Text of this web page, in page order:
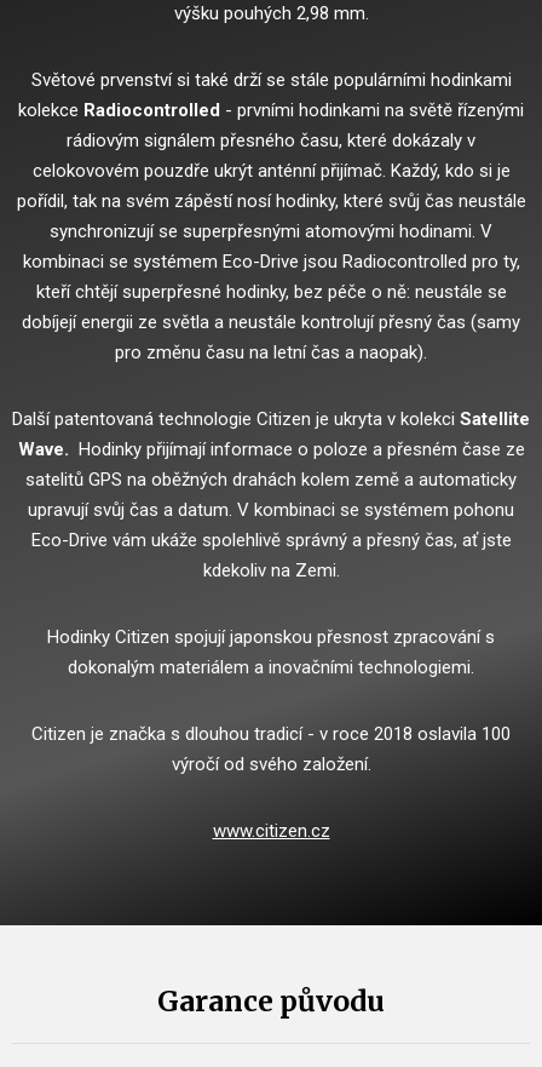
výšku pouhých 2,98 mm.
Světové prvenství si také drží se stále populárními hodinkami
kolekce Radiocontrolled - prvními hodinkami na světě řízenými
rádiovým signálem přesného času, které dokázaly v
celokovovém pouzdře ukrýt anténní přijímač. Každý, kdo si je
pořídil, tak na svém zápěstí nosí hodinky, které svůj čas neustále
synchronizují se superpřesnými atomovými hodinami. V
kombinaci se systémem Eco-Drive jsou Radiocontrolled pro ty,
kteří chtějí superpřesné hodinky, bez péče o ně: neustále se
dobíjejí energii ze světla a neustále kontrolují přesný čas (samy
pro změnu času na letní čas a naopak).
Další patentovaná technologie Citizen je ukryta v kolekci Satellite
Wave. Hodinky přijímají informace o poloze a přesném čase ze
satelitů GPS na oběžných drahách kolem země a automaticky
upravují svůj čas a datum. V kombinaci se systémem pohonu
Eco-Drive vám ukáže spolehlivě správný a přesný čas, ať jste
kdekoliv na Zemi.
Hodinky Citizen spojují japonskou přesnost zpracování s
dokonalým materiálem a inovačními technologiemi.
Citizen je značka s dlouhou tradicí - v roce 2018 oslavila 100
výročí od svého založení.
www.citizen.cz
Garance původu